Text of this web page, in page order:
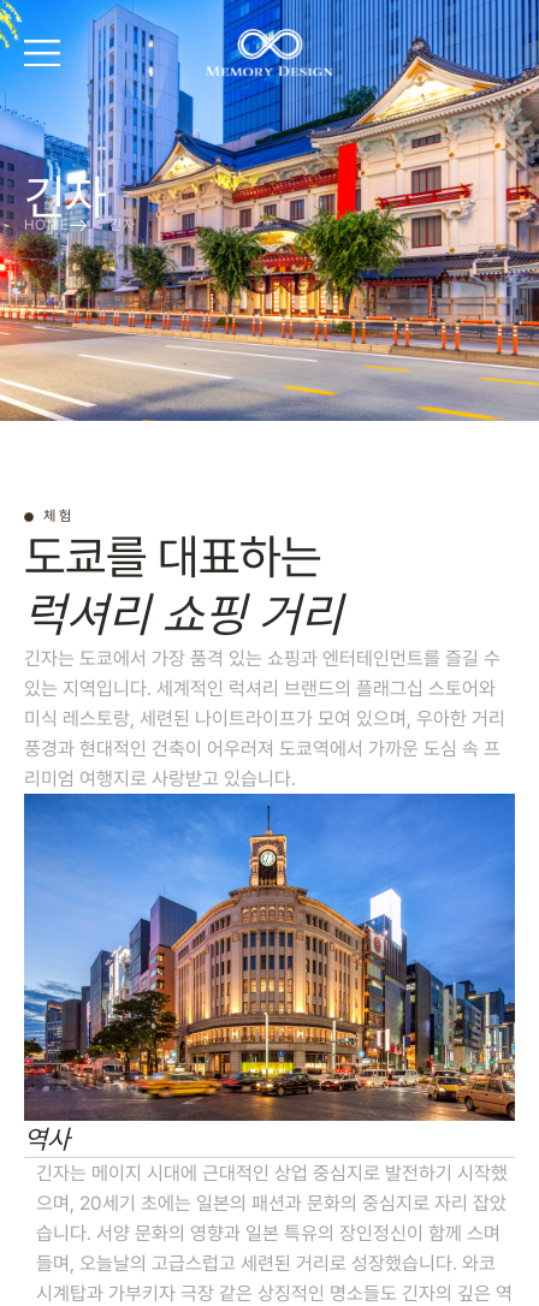
긴자
HOME 긴자
체험
도쿄를 대표하는
럭셔리 쇼핑 거리
긴자는 도쿄에서 가장 품격 있는 쇼핑과 엔터테인먼트를 즐길 수
있는 지역입니다. 세계적인 럭셔리 브랜드의 플래그십 스토어와
미식 레스토랑, 세련된 나이트라이프가 모여 있으며, 우아한 거리
풍경과 현대적인 건축이 어우러져 도쿄역에서 가까운 도심 속 프
리미엄 여행지로 사랑받고 있습니다.
역사
긴자는 메이지 시대에 근대적인 상업 중심지로 발전하기 시작했
으며, 20세기 초에는 일본의 패션과 문화의 중심지로 자리 잡았
습니다. 서양 문화의 영향과 일본 특유의 장인정신이 함께 스며
들며, 오늘날의 고급스럽고 세련된 거리로 성장했습니다. 와코
시계탑과 가부키자 극장 같은 상징적인 명소들도 긴자의 깊은 역